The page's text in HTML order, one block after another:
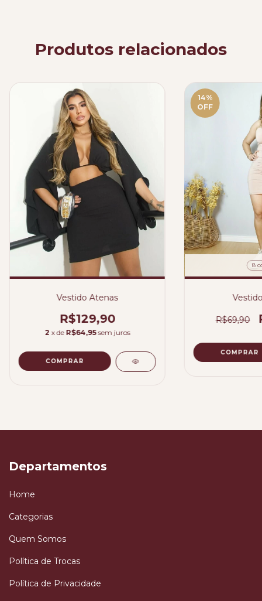
Produtos relacionados
Vestido Atenas
R$129,90
2 x de R$64,95 sem juros
COMPRAR
14%
OFF
8
R$69,90
COMPRAR
Departamentos
Home
Categorias
Quem Somos
Política de Trocas
Política de Privacidade